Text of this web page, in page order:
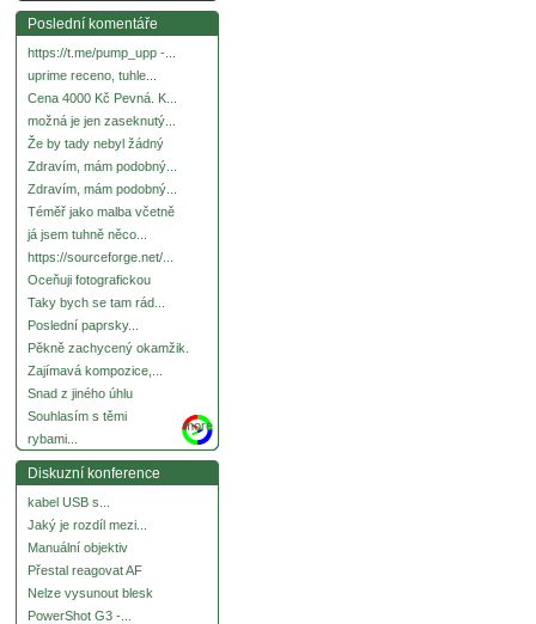
Poslední komentáře
https://t.me/pump_upp -...
uprime receno, tuhle...
Cena 4000 Kč Pevná. K...
možná je jen zaseknutý...
Že by tady nebyl žádný
Zdravím, mám podobný...
Zdravím, mám podobný...
Téměř jako malba včetně
já jsem tuhně něco...
https://sourceforge.net/...
Oceňuji fotografickou
Taky bych se tam rád...
Poslední paprsky...
Pěkně zachycený okamžik.
Zajímavá kompozice,...
Snad z jiného úhlu
Souhlasím s těmi
rybami...
more
Diskuzní konference
kabel USB s...
Jaký je rozdíl mezi...
Manuální objektiv
Přestal reagovat AF
Nelze vysunout blesk
PowerShot G3 -...